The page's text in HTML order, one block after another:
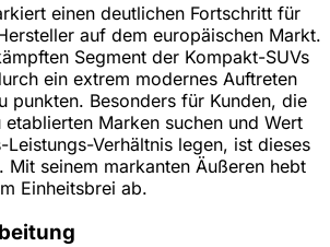
einen deutlichen Fortschritt für
auf dem europäischen Markt.
Segment der Kompakt-SUVs
ein extrem modernes Auftreten
punkten. Besonders für Kunden, die
Marken suchen und Wert
Leistungs-Verhältnis legen, ist dieses
Mit seinem markanten Äußeren hebt
Einheitsbrei ab.